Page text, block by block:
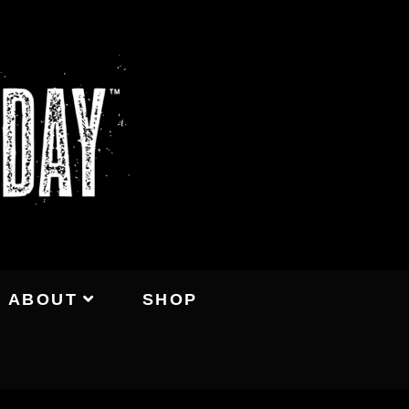
ABOUT SHOP